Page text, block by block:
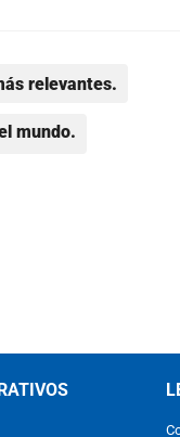
relevantes.
mundo.